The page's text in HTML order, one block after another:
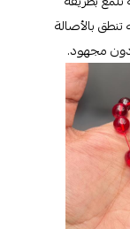
بالأصالة
مجهود.